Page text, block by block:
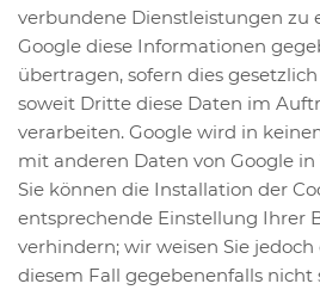
verbundene Dienstleistungen zu
Google diese Informationen
übertragen, sofern dies
soweit Dritte diese Daten im
verarbeiten. Google wird in
mit anderen Daten von Google
Sie können die Installation der
entsprechende Einstellung Ihrer
verhindern; wir weisen Sie jedoch
diesem Fall gegebenenfalls